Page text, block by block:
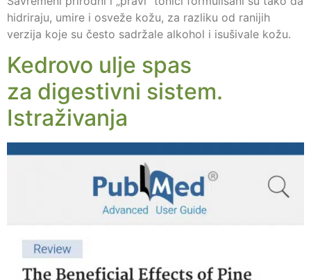
hidriraju, umire i osveže kožu, za razliku od ranijih
verzija koje su često sadržale alkohol i isušivale kožu.
Kedrovo ulje spas
za digestivni sistem.
Istraživanja